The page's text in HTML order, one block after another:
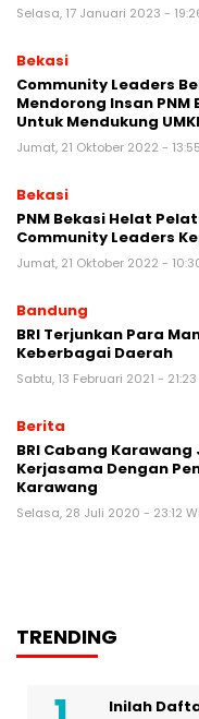
Selasa, 17 Januari 2023 -
Bekasi
Community Leaders
Mendorong Insan
Untuk Mendukung
Jumat, 21 Oktober 2022 -
Bekasi
PNM Bekasi Helat
Community Leaders
Jumat, 21 Oktober 2022 -
Bandung
BRI Terjunkan Para
Keberbagai Daerah
Sabtu, 13 Februari 2021 - 21:23
Berita
BRI Cabang Karawang
Kerjasama Dengan
Karawang
Selasa, 28 Juli 2020 - 23:12
TRENDING
Inilah